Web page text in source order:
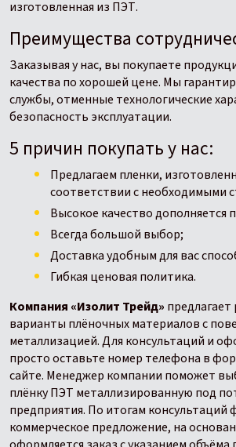
изготовленная из ПЭТ.
Преимущества
Заказывая у нас, вы покупаете
качества по хорошей цене. Мы
службы, отменные технологические
безопасность эксплуатации.
5 причин покупать у нас:
Предлагаем пленки,
соответствии с необходимыми
Высокое качество дополняется
Всегда большой выбор;
Доставка удобным для вас
Гибкая ценовая политика.
Компания «Изолит Трейд»
варианты плёночных материалов с
металлизацией. Для консультаций и
просто оставьте номер телефона в
сайте. Менеджер компании поможет
плёнку ПЭТ металлизированную под
предприятия. По итогам консультаций
коммерческое предложение, на